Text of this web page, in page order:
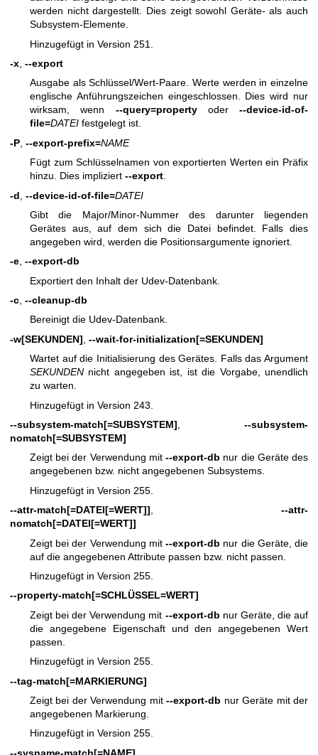
werden nicht dargestellt. Dies zeigt sowohl Geräte- als auch
Subsystem-Elemente.
Hinzugefügt in Version 251.
-x --export
Ausgabe als Schlüssel/Wert-Paare. Werte werden in einzelne
englische Anführungszeichen eingeschlossen. Dies wird nur
wirksam, wenn --query=propertyoder --device-id-of-
file=DATEI festgelegt ist.
-P --export-prefix=NAME
Fügt zum Schlüsselnamen von exportierten Werten ein Präfix
hinzu. Dies impliziert --export
-d --device-id-of-file=DATEI
Gibt die Major/Minor-Nummer des darunter liegenden
Gerätes aus, auf dem sich die Datei befindet. Falls dies
angegeben wird, werden die Positionsargumente ignoriert.
-e, --export-db
Exportiert den Inhalt der Udev-Datenbank.
-c --cleanup-db
Bereinigt die Udev-Datenbank.
-w[SEKUNDEN] --wait-for-initialization[=SEKUNDEN]
Wartet auf die Initialisierung des Gerätes. Falls das Argument
SEKUNDEN nicht angegeben ist, ist die Vorgabe, unendlich
zu warten.
Hinzugefügt in Version 243.
--subsystem-match[=SUBSYSTEM]
--subsystem-
nomatch[=SUBSYSTEM]
Zeigt bei der Verwendung mit--export-db nur die Geräte des
angegebenen bzw. nicht angegebenen Subsystems.
Hinzugefügt in Version 255.
--attr-match[=DATEI[=WERT]]
--attr-
nomatch[=DATEI[=WERT]]
Zeigt bei der Verwendung mit--export-db nur die Geräte, die
auf die angegebenen Attribute passen bzw. nicht passen.
Hinzugefügt in Version 255.
--property-match[=SCHLÜSSEL=WERT]
Zeigt bei der Verwendung mit --export-db nur Geräte, die auf
die angegebene Eigenschaft und den angegebenen Wert
passen.
Hinzugefügt in Version 255.
--tag-match[=MARKIERUNG]
Zeigt bei der Verwendung mit--export-db nur Geräte mit der
angegebenen Markierung.
Hinzugefügt in Version 255.
--sysname-match[=NAME]